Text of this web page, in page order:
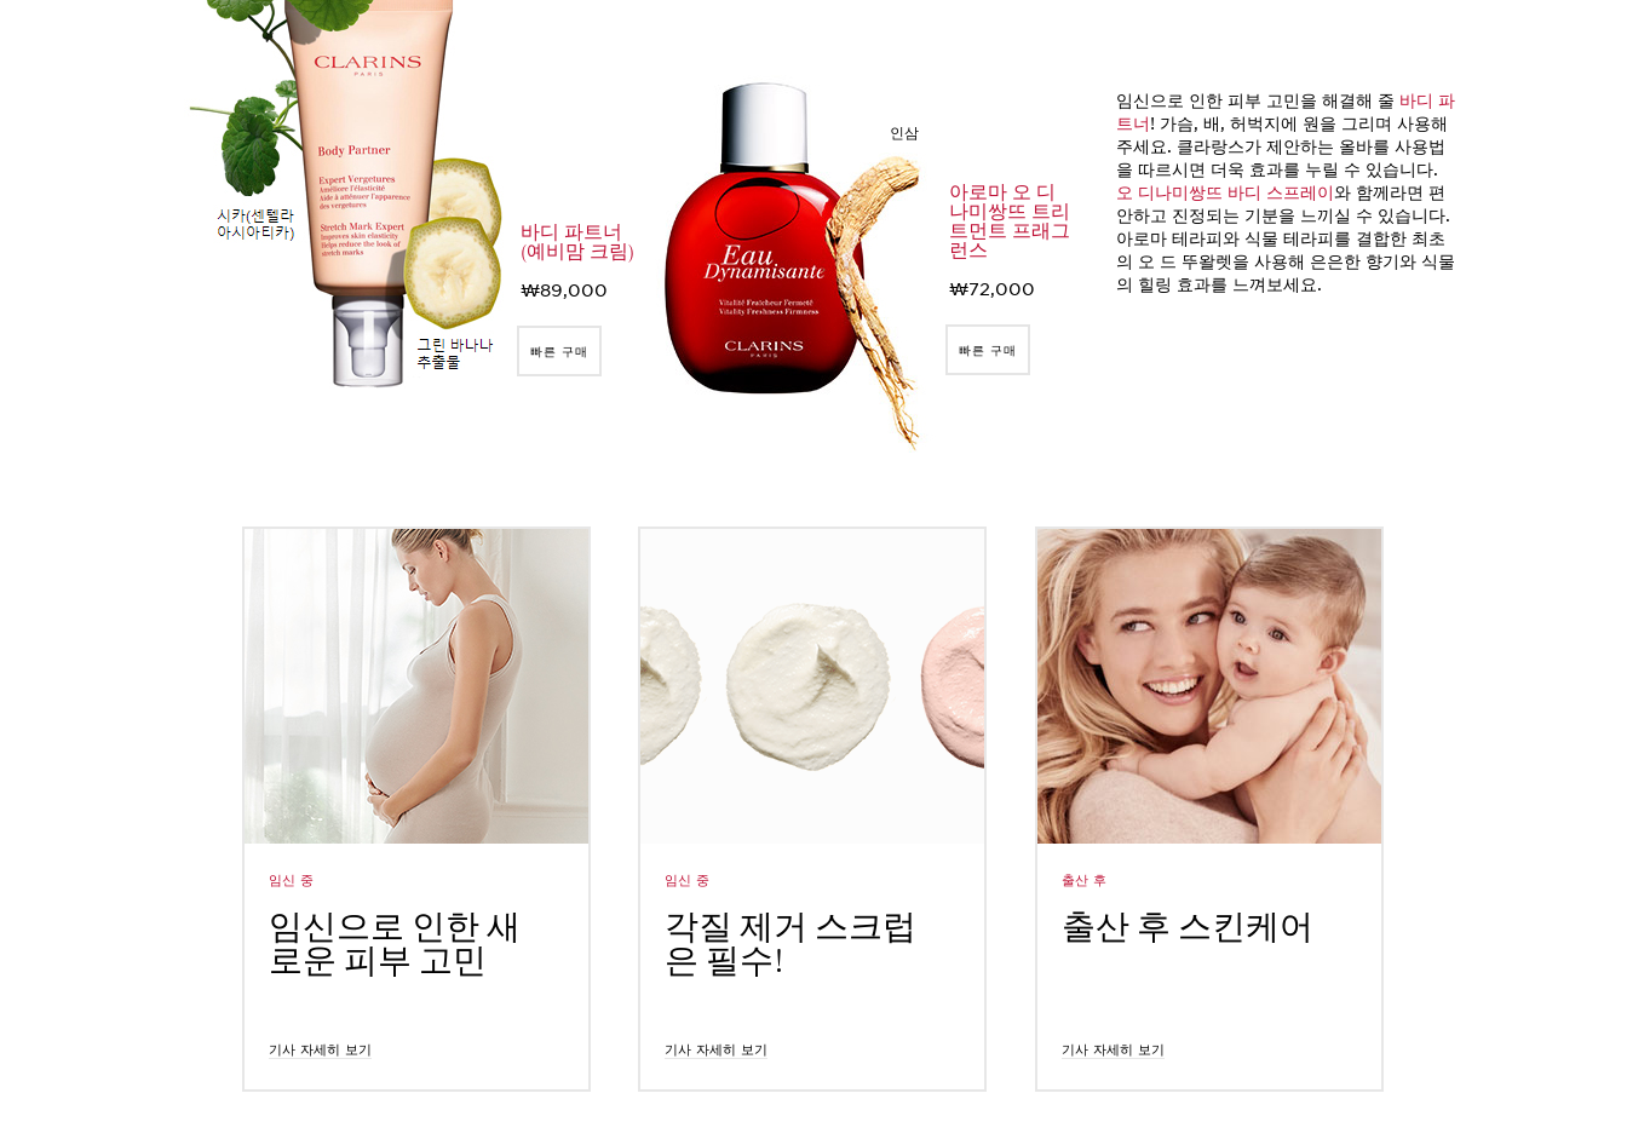
바디 파트너
(예비맘 크림)
₩89,000
빠른 구매
인삼
아로마 오 디
나미쌍뜨 트리
트먼트 프래그
런스
₩72,000
빠른 구매
임신으로 인한 피부 고민을 해결해 줄 바디 파
트너! 가슴, 배, 허벅지에 원을 그리며 사용해
주세요. 클라랑스가 제안하는 올바를 사용법
을 따르시면 더욱 효과를 누릴 수 있⁠습⁠니⁠다.
오 디나미쌍뜨 바디 스프레이와 함께라면 편
안하고 진정되는 기분을 느끼실 수 있습니다.
아로마 테라피와 식물 테라피를 결합한 최초
의 오 드 뚜왈렛을 사용해 은은한 향기와 식물
의 힐링 효과를 느껴보세요.
임신 중
임신으로 인한 새
로운 피부 고민
기사 자세히 보기
임신 중
각질 제거 스크럽
은 필수!
기사 자세히 보기
출산 후
출산 후 스킨케어
기사 자세히 보기